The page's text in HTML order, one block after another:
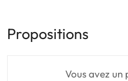
Propositions
Vous avez un